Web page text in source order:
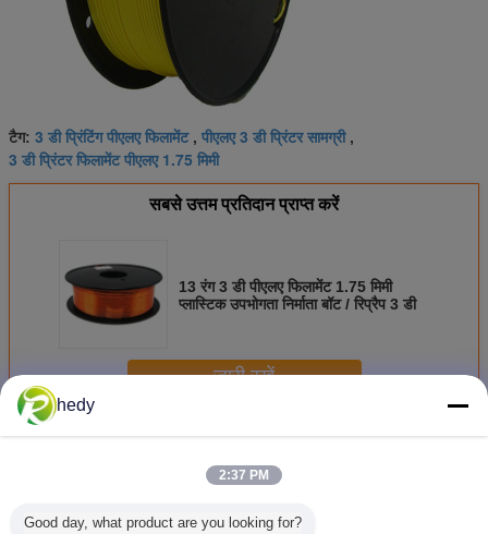
टैग: 3 डी प्रिंटिंग पीएलए फिलामेंट, पीएलए 3 डी प्रिंटर सामग्री,
3 डी प्रिंटर फिलामेंट पीएलए 1.75 मिमी
सबसे उत्तम प्रतिदान प्राप्त करें
13 रंग 3 डी पीएलए फिलामेंट 1.75 मिमी
प्लास्टिक उपभोगता निर्माता बॉट / रिप्रैप 3 डी
जारी रखें
अधिकपीएलए 3 डी प्रिंटर फिलामेंट
hedy
2:37 PM
Good day, what product are you looking for?